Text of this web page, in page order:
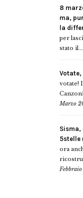
8
ma,
la
per
stato il...
votate!
Marzo
5stelle
ora